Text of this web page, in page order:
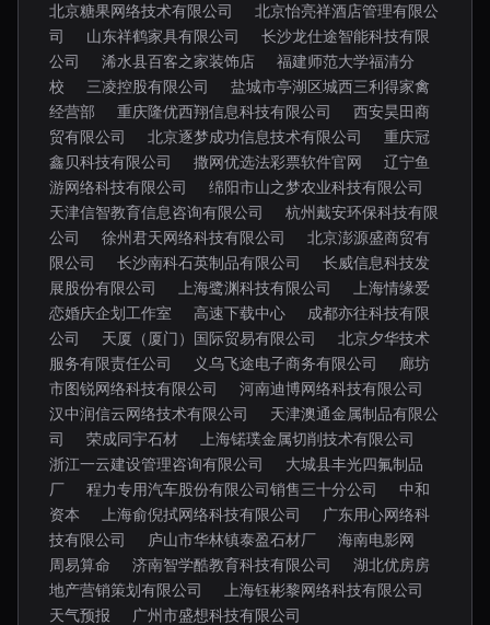
北京糖果网络技术有限公司
北京怡亮祥酒店管理有限公
司
山东祥鹤家具有限公司
长沙龙仕途智能科技有限
公司
浠水县百客之家装饰店
福建师范大学福清分
校
三凌控股有限公司
盐城市亭湖区城西三利得家禽
经营部
重庆隆优西翔信息科技有限公司
西安昊田商
贸有限公司
北京逐梦成功信息技术有限公司
重庆冠
鑫贝科技有限公司
撒网优选法彩票软件官网
辽宁鱼
游网络科技有限公司
绵阳市山之梦农业科技有限公司
天津信智教育信息咨询有限公司
杭州戴安环保科技有限
公司
徐州君天网络科技有限公司
北京澎源盛商贸有
限公司
长沙南科石英制品有限公司
长威信息科技发
展股份有限公司
上海鹭渊科技有限公司
上海情缘爱
恋婚庆企划工作室
高速下载中心
成都亦往科技有限
公司
天厦（厦门）国际贸易有限公司
北京夕华技术
服务有限责任公司
义乌飞途电子商务有限公司
廊坊
市图锐网络科技有限公司
河南迪博网络科技有限公司
汉中润信云网络技术有限公司
天津澳通金属制品有限公
司
荣成同宇石材
上海锘璞金属切削技术有限公司
浙江一云建设管理咨询有限公司
大城县丰光四氟制品
厂
程力专用汽车股份有限公司销售三十分公司
中和
资本
上海俞倪拭网络科技有限公司
广东用心网络科
技有限公司
庐山市华林镇泰盈石材厂
海南电影网
周易算命
济南智学酷教育科技有限公司
湖北优房房
地产营销策划有限公司
上海钰彬黎网络科技有限公司
天气预报
广州市盛想科技有限公司